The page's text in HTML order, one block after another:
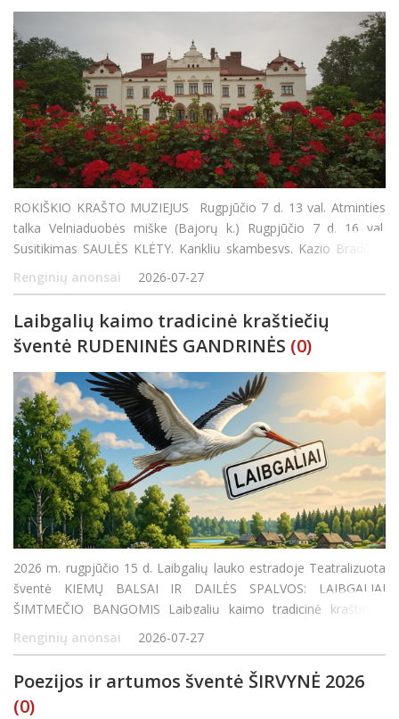
ROKIŠKIO KRAŠTO MUZIEJUS Rugpjūčio 7 d. 13 val. Atminties
talka Velniaduobės miške (Bajorų k.) Rugpjūčio 7 d. 16 val.
Susitikimas SAULĖS KLĖTY. Kanklių skambesys. Kazio Bradūno
eilės. Kūrybinės dirbtuvės šeimai ir visiems, ieškantiems kūrybos
džiaugsmo. Kvi
Renginių anonsai 2026-07-27
Laibgalių kaimo tradicinė kraštiečių
šventė RUDENINĖS GANDRINĖS (0)
2026 m. rugpjūčio 15 d. Laibgalių lauko estradoje Teatralizuota
šventė KIEMŲ BALSAI IR DAILĖS SPALVOS: LAIBGALIAI
ŠIMTMEČIO BANGOMIS Laibgalių kaimo tradicinė kraštiečių
šventė RUDENINĖS GANDRINĖS ŠVENTĖS PROGRAMA 16:00
MENINĖ ERDVĖ GYVASIS RADIJO PAVEIKSLAS |
Renginių anonsai 2026-07-27
Poezijos ir artumos šventė ŠIRVYNĖ 2026
(0)